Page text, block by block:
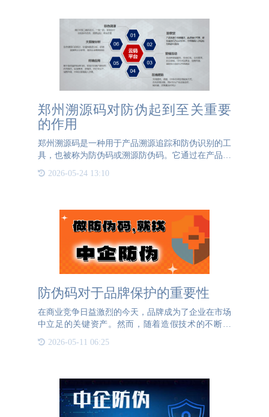
郑州溯源码对防伪起到至关重要
的作用
郑州溯源码是一种用于产品溯源追踪和防伪识别的工
具，也被称为防伪码或溯源防伪码。它通过在产品上
附加独特的编码信息，实现对产品生命周期的全程监
控与记录。郑州溯源码的使用逐渐在各个行业得到推
2026-05-24 13:10
防伪码对于品牌保护的重要性
在商业竞争日益激烈的今天，品牌成为了企业在市场
中立足的关键资产。然而，随着造假技术的不断提
业的品牌形象，也给消费者带来了极大的困扰。此
2026-05-11 06:25